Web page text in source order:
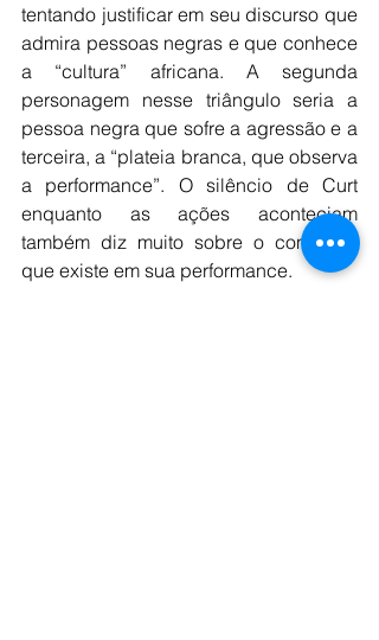
tentando justificar em seu discurso que
admira pessoas negras e que conhece
a “cultura” africana. A segunda
personagem nesse triângulo seria a
pessoa negra que sofre a agressão e a
terceira, a “plateia branca, que observa
a performance”. O silêncio de Curt
enquanto as ações aconteciam
também diz muito sobre o consenso
que existe em sua performance.